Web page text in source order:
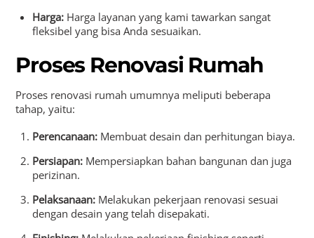
Harga: Harga layanan yang kami tawarkan sangat
fleksibel yang bisa Anda sesuaikan.
Proses Renovasi Rumah
Proses renovasi rumah umumnya meliputi beberapa
tahap, yaitu:
Perencanaan: Membuat desain dan perhitungan biaya.
Persiapan: Mempersiapkan bahan bangunan dan juga
perizinan.
Pelaksanaan: Melakukan pekerjaan renovasi sesuai
dengan desain yang telah disepakati.